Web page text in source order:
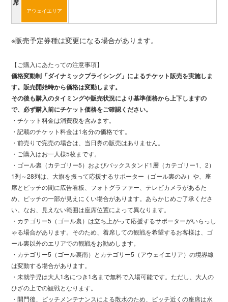
席
アウェイ エリア
※販売予定券種は変更になる場合があります。
【ご購入にあたっての注意事項】
価格変動制「ダイナミックプライシング」によるチケット販売を実施しま
す。販売開始時から価格は変動します。
その後も購入のタイミングや販売状況により基準価格から上下しますの
で、必ず購入前にチケット価格をご確認ください。
・チケット料金は消費税を含みます。
・記載のチケット料金は1名分の価格です。
・前売りで完売の場合は、当日券の販売はありません。
・ご購入はお一人様5枚まです。
・ゴール裏（カテゴリー5）およびバックスタンド1層（カテゴリー1、2）
1列～28列は、大旗を振って応援するサポーター（ゴール裏のみ）や、座
席とピッチの間に広告看板、フォトグラファー、テレビカメラがあるた
め、ピッチの一部が見えにくい場合があります。あらかじめご了承くださ
い。なお、見えない範囲は座席位置によって異なります。
・カテゴリー5（ゴール裏）は立ち上がって応援するサポーターがいらっし
ゃる場合があります。そのため、着席しての観戦を希望するお客様は、ゴ
ール裏以外のエリアでの観戦をお勧めします。
・カテゴリー5（ゴール裏南）とカテゴリー5（アウェイエリア）の境界線
は変動する場合があります。
・未就学児は大人1名につき1名まで無料で入場可能です。ただし、大人の
ひざの上での観戦となります。
・開門後、ピッチメンテナンスによる散水のため、ピッチ近くの座席は水